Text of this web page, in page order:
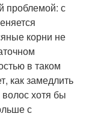
проблемой: с
корни не
в таком
как замедлить
хотя бы
с